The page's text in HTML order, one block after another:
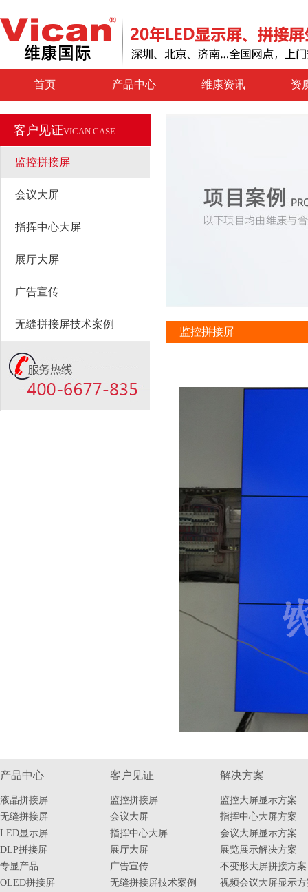
首页 产品中心 维康资讯 资
客户见证VICAN CASE
监控拼接屏
会议大屏
指挥中心大屏
展厅大屏
广告宣传
无缝拼接屏技术案例
监控拼接屏
产品中心
液晶拼接屏
无缝拼接屏
LED显示屏
DLP拼接屏
专显产品
OLED拼接屏
客户见证
监控拼接屏
会议大屏
指挥中心大屏
展厅大屏
广告宣传
无缝拼接屏技术案例
解决方案
监控大屏显示方案
指挥中心大屏方案
会议大屏显示方案
展览展示解决方案
不变形大屏拼接方案
视频会议大屏显示